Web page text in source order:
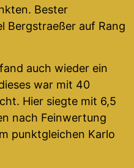
Bester
Bergstraeßer auf Rang
auch wieder ein
war mit 40
Hier siegte mit 6,5
nach Feinwertung
punktgleichen Karlo